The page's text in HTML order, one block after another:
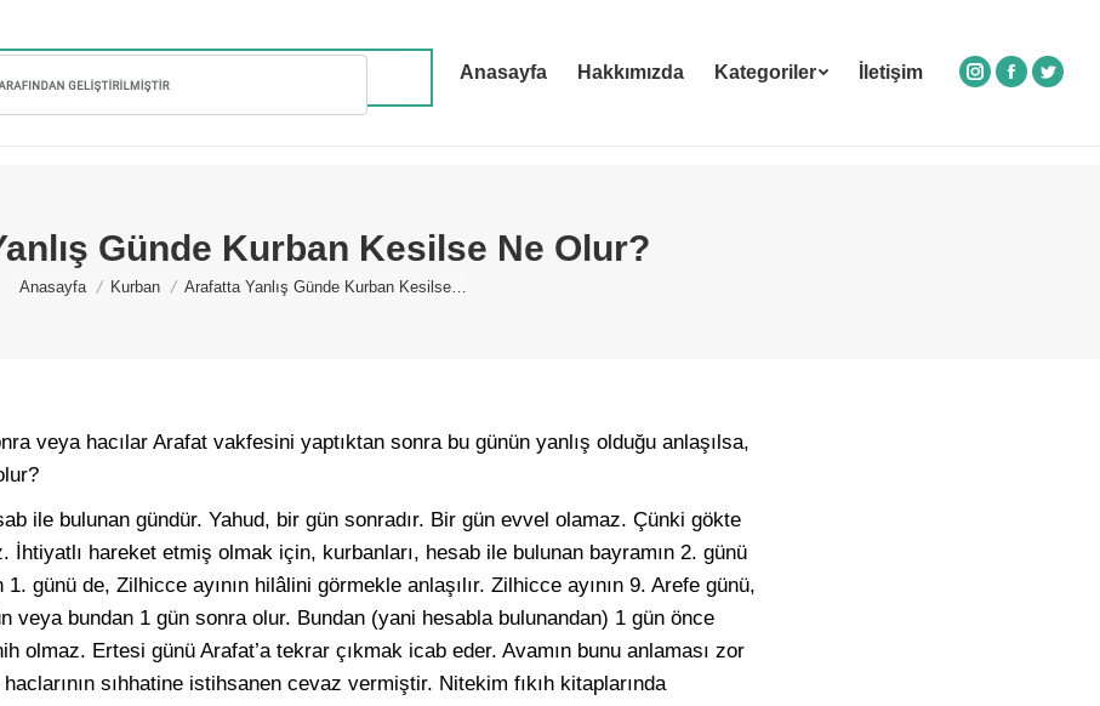
Anasayfa Hakkımızda Kategoriler İletişim
Instagram
Facebook
Günde Kurban Kesilse Ne Olur?
You are here:
Anasayfa Kurban Arafatta Yanlış Günde Kurban Kesilse…
veya hacılar Arafat vakfesini yaptıktan sonra bu günün yanlış olduğu anlaşılsa,
ile bulunan gündür. Yahud, bir gün sonradır. Bir gün evvel olamaz. Çünki gökte
İhtiyatlı hareket etmiş olmak için, kurbanları, hesab ile bulunan bayramın 2. günü
günü de, Zilhicce ayının hilâlini görmekle anlaşılır. Zilhicce ayının 9. Arefe günü,
veya bundan 1 gün sonra olur. Bundan (yani hesabla bulunandan) 1 gün önce
olmaz. Ertesi günü Arafat’a tekrar çıkmak icab eder. Avamın bunu anlaması zor
sıhhatine istihsanen cevaz vermiştir. Nitekim fıkıh kitaplarında